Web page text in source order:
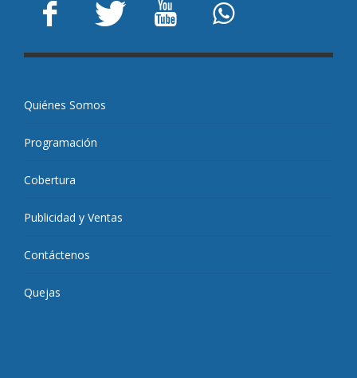
Quiénes Somos
Programación
Cobertura
Publicidad y Ventas
Contáctenos
Quejas